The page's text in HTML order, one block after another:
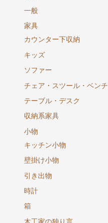
一般
家具
カウンター下収納
キッズ
ソファー
チェア・スツール・ベンチ
テーブル・デスク
収納系家具
小物
キッチン小物
壁掛け小物
引き出物
時計
箱